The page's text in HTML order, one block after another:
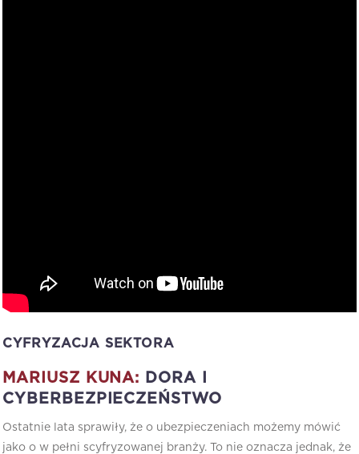
CYFRYZACJA SEKTORA
MARIUSZ KUNA: DORA I
CYBERBEZPIECZEŃSTWO
Ostatnie lata sprawiły, że o ubezpieczeniach możemy mówić
jako o w pełni scyfryzowanej branży. To nie oznacza jednak, że